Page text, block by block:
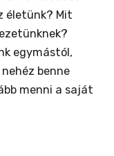
életünk? Mit
egymástól,
benne
menni a saját